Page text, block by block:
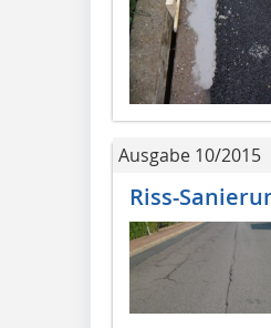
Ausgabe 10/2015
Riss-